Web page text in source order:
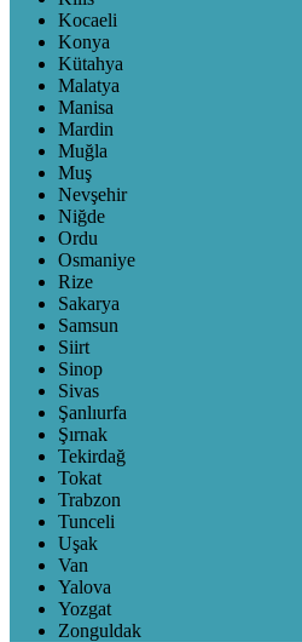
Kocaeli
Konya
Kütahya
Malatya
Manisa
Mardin
Muğla
Muş
Nevşehir
Niğde
Ordu
Osmaniye
Rize
Sakarya
Samsun
Siirt
Sinop
Sivas
Şanlıurfa
Şırnak
Tekirdağ
Tokat
Trabzon
Tunceli
Uşak
Van
Yalova
Yozgat
Zonguldak